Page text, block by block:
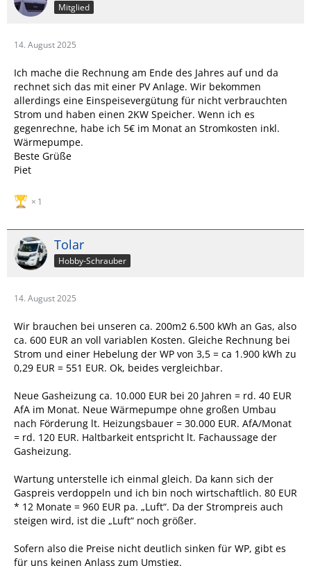
Mitglied
14. August 2025
Ich mache die Rechnung am Ende des Jahres auf und da
rechnet sich das mit einer PV Anlage. Wir bekommen
allerdings eine Einspeisevergütung für nicht verbrauchten
Strom und haben einen 2KW Speicher. Wenn ich es
gegenrechne, habe ich 5€ im Monat an Stromkosten inkl.
Wärmepumpe.
Beste Grüße
Piet
1
Tolar
Hobby-Schrauber
14. August 2025
Wir brauchen bei unseren ca. 200m2 6.500 kWh an Gas, also
ca. 600 EUR an voll variablen Kosten. Gleiche Rechnung bei
Strom und einer Hebelung der WP von 3,5 = ca 1.900 kWh zu
0,29 EUR = 551 EUR. Ok, beides vergleichbar.
Neue Gasheizung ca. 10.000 EUR bei 20 Jahren = rd. 40 EUR
AfA im Monat. Neue Wärmepumpe ohne großen Umbau
nach Förderung lt. Heizungsbauer = 30.000 EUR. AfA/Monat
= rd. 120 EUR. Haltbarkeit entspricht lt. Fachaussage der
Gasheizung.
Wartung unterstelle ich einmal gleich. Da kann sich der
Gaspreis verdoppeln und ich bin noch wirtschaftlich. 80 EUR
* 12 Monate = 960 EUR pa. „Luft“. Da der Strompreis auch
steigen wird, ist die „Luft“ noch größer.
Sofern also die Preise nicht deutlich sinken für WP, gibt es
für uns keinen Anlass zum Umstieg.